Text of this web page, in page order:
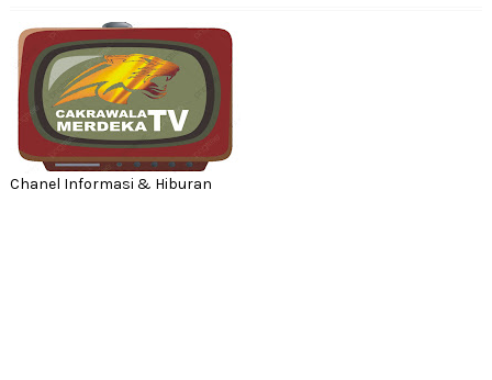
Chanel Informasi & Hiburan